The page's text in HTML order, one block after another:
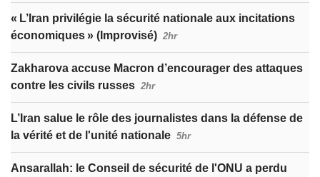
« L’Iran privilégie la sécurité nationale aux incitations
économiques » (Improvisé) 2hr
Zakharova accuse Macron d’encourager des attaques
contre les civils russes 2hr
L’Iran salue le rôle des journalistes dans la défense de
la vérité et de l'unité nationale 5hr
Ansarallah: le Conseil de sécurité de l'ONU a perdu